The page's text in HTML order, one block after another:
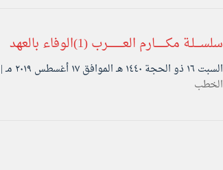
سلســــلـة مكــــــــارم العـــــــــــرب (1)الوفاء بالعهد
السبت ۱٦ ذو الحجة ۱٤٤۰ هـ الموافق ۱۷ أغسطس ۲۰۱۹ مـ |
الخطب